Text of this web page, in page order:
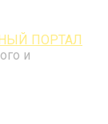
ПОРТАЛ
и